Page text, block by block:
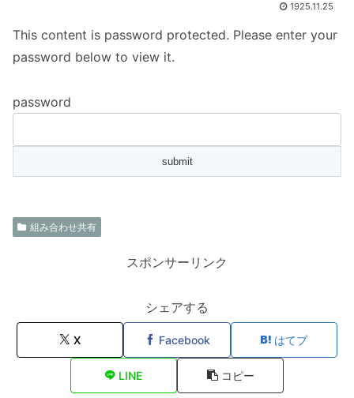
1925.11.25
This content is password protected. Please enter your
password below to view it.
password
組み合わせ共有
スポンサーリンク
シェアする
X Facebook はてブ
LINE コピー